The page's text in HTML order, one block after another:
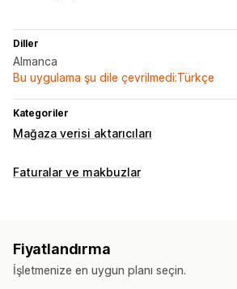
Diller
Almanca
Bu uygulama şu dile çevrilmedi:Türkçe
Kategoriler
Mağaza verisi aktarıcıları
Veri senkronizasyonu
Veri geçişi
Zamanlanmış dışa aktarma
Envanter
Faturalar ve makbuzlar
Para iadeleri
Fiyatlandırma
İşletmenize en uygun planı seçin.